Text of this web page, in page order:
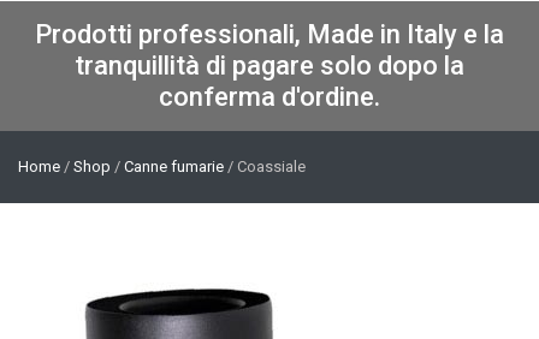
Prodotti professionali, Made in Italy e la
tranquillità di pagare solo dopo la
conferma d'ordine.
Home / Shop / Canne fumarie / Coassiale